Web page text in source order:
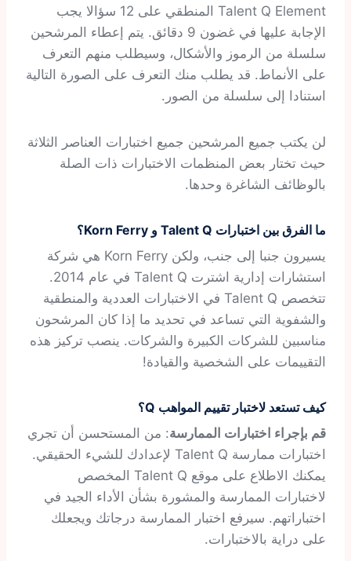
Talent Q Element المنطقي على 12 سؤالا يجب
الإجابة عليها في غضون 9 دقائق. يتم إعطاء المرشحين
سلسلة من الرموز والأشكال، وسيطلب منهم التعرف
على الأنماط. قد يطلب منك التعرف على الصورة التالية
استنادا إلى سلسلة من الصور.
لن يكتب جميع المرشحين جميع اختبارات العناصر الثلاثة
حيث تختار بعض المنظمات الاختبارات ذات الصلة
بالوظائف الشاغرة وحدها.
ما الفرق بين اختبارات Talent Q و Korn Ferry؟
يسيرون جنبا إلى جنب، ولكن Korn Ferry هي شركة
استشارات إدارية اشترت Talent Q في عام 2014.
تتخصص Talent Q في الاختبارات العددية والمنطقية
والشفوية التي تساعد في تحديد ما إذا كان المرشحون
مناسبين للشركات الكبيرة والشركات. ينصب تركيز هذه
التقييمات على الشخصية والقيادة!
كيف تستعد لاختبار تقييم المواهب Q؟
قم بإجراء اختبارات الممارسة: من المستحسن أن تجري
اختبارات ممارسة Talent Q لإعدادك للشيء الحقيقي.
يمكنك الاطلاع على موقع Talent Q المخصص
لاختبارات الممارسة والمشورة بشأن الأداء الجيد في
اختباراتهم. سيرفع اختبار الممارسة درجاتك ويجعلك
على دراية بالاختبارات.